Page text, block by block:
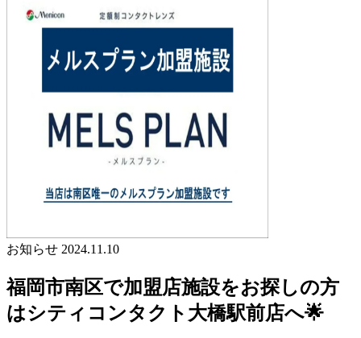
お知らせ 2024.11.10
福岡市南区で加盟店施設をお探しの方
はシティコンタクト大橋駅前店へ🌟